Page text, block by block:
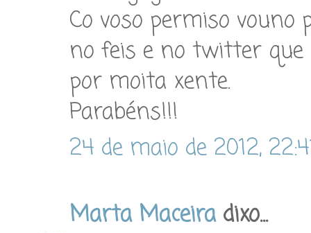
Co voso permiso
no feis e no twitter
por moita xente.
Parabéns!!!
24 de maio de 2012,
Marta Maceiradixo...